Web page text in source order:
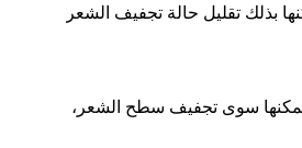
بذلك تقليل حالة تجفيف الشعر
يمكنها سوى تجفيف سطح الشعر،